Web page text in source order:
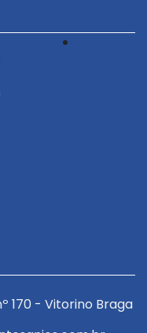
170 - Vitorino Braga